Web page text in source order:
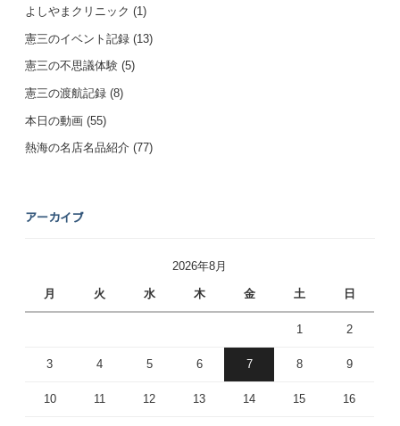
よしやまクリニック (1)
憲三のイベント記録 (13)
憲三の不思議体験 (5)
憲三の渡航記録 (8)
本日の動画 (55)
熱海の名店名品紹介 (77)
アーカイブ
2026年8月
月 火 水 木 金 土 日
1 2
3 4 5 6 7 8 9
10 11 12 13 14 15 16